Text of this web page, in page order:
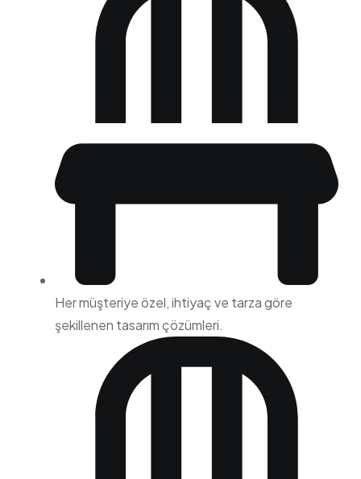
Her müşteriye özel, ihtiyaç ve tarza göre
şekillenen tasarım çözümleri.